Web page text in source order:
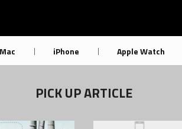
Mac iPhone Apple Watch
PICK UP ARTICLE